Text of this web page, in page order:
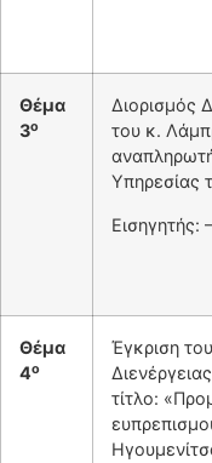
Θέμα
3ο
Διορισμός
του κ.
Υπηρεσίας
Εισηγητής:
Θέμα
4ο
Έγκριση
τίτλο: